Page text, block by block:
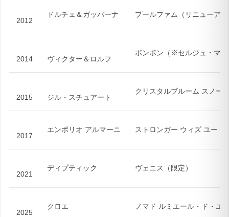
2012
ドルチェ＆ガッバーナ プールファム（リニューア
2014 ヴィクター＆ロルフ
ボンボン（※セルジュ・マ
2015 ジル・スチュアート
クリスタルブルーム スノー
2017
エンポリオ アルマーニ ストロンガー ウィズ ユー
2021
ディプティック ヴェニス（限定）
2025
クロエ ノマド ルミエール・ド・エ